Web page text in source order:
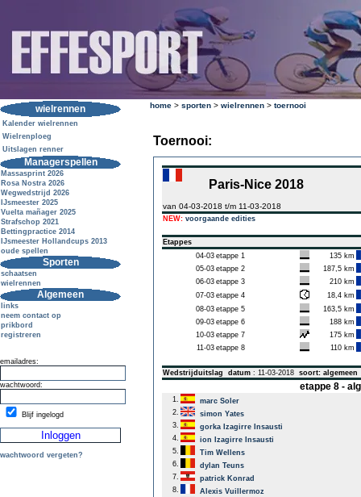
wielrennen
Kalender wielrennen
Wielrenploeg
Uitslagen renner
Managerspellen
Massasprint 2026
Rosa Nostra 2026
Wegwedstrijd 2026
IJsmeester 2025
Vuelta mañager 2025
Strafschop 2021
Bettingpractice 2014
IJsmeester Hollandcups 2013
oude spellen
Sporten
schaatsen
wielrennen
Algemeen
links
neem contact op
prikbord
registreren
emailadres:
wachtwoord:
Blijf ingelogd
wachtwoord vergeten?
home > sporten > wielrennen > toernooi
Toernooi:
Paris-Nice 2018
van 04-03-2018 t/m 11-03-2018
NEW: voorgaande edities
Etappes
04-03 etappe 1
135 km
05-03 etappe 2
187,5 km
06-03 etappe 3
210 km
07-03 etappe 4
18,4 km
08-03 etappe 5
163,5 km
09-03 etappe 6
188 km
10-03 etappe 7
175 km
11-03 etappe 8 110 km
Wedstrijduitslag datum : 11-03-2018 soort: algemeen
etappe 8 -
1.
marc Soler
2.
simon Yates
3.
gorka Izagirre Insausti
4.
ion Izagirre Insausti
5.
Tim Wellens
6.
dylan Teuns
7.
patrick Konrad
8.
Alexis Vuillermoz